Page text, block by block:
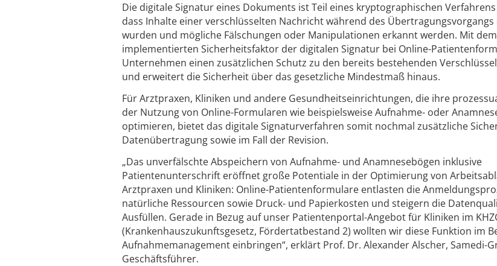
Die digitale Signatur eines Dokuments ist Teil eines kryptographischen
dass Inhalte einer verschlüsselten Nachricht während des
wurden und mögliche Fälschungen oder Manipulationen erkannt werden. Mit
implementierten Sicherheitsfaktor der digitalen Signatur bei Online-
Unternehmen einen zusätzlichen Schutz zu den bereits bestehenden
und erweitert die Sicherheit über das gesetzliche Mindestmaß hinaus.
Für Arztpraxen, Kliniken und andere Gesundheitseinrichtungen, die ihre
der Nutzung von Online-Formularen wie beispielsweise Aufnahme- oder
optimieren, bietet das digitale Signaturverfahren somit nochmal zusätzliche
Datenübertragung sowie im Fall der Revision.
„Das unverfälschte Abspeichern von Aufnahme- und Anamnesebögen inklusive
Patientenunterschrift eröffnet große Potentiale in der Optimierung von
Arztpraxen und Kliniken: Online-Patientenformulare entlasten die
natürliche Ressourcen sowie Druck- und Papierkosten und steigern die
Ausfüllen. Gerade in Bezug auf unser Patientenportal-Angebot für Kliniken im
(Krankenhauszukunftsgesetz, Fördertatbestand 2) wollten wir diese Funktion im
Aufnahmemanagement einbringen“, erklärt Prof. Dr. Alexander Alscher, Samedi-
Geschäftsführer.